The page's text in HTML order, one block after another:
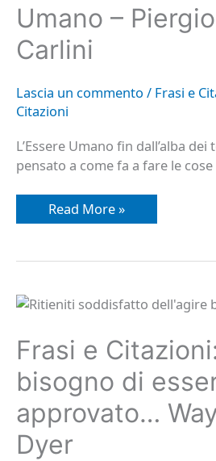
Umano –
Carlini
Lascia un commento / Frasi e
Citazioni
L’Essere Umano fin dall’alba
pensato a come fa a fare le
Piergiorgio
Carlini
Read More »
Frasi e
bisogno di
approvato…
Dyer
Frasi
e
aver
bisogno
di
essere
approvato…
Wayne
Walter
Dyer